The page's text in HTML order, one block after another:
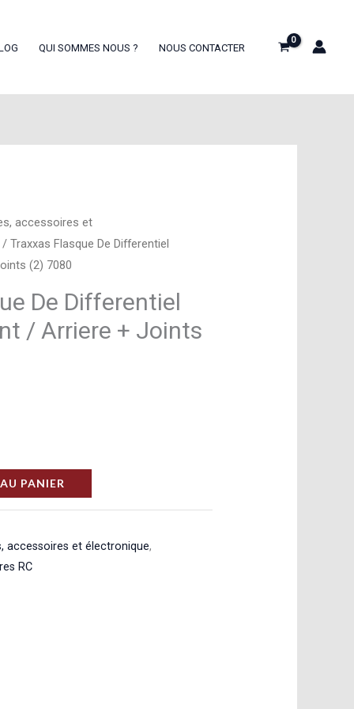
QUI SOMMES NOUS ? NOUS CONTACTER
accessoires et
/ Traxxas Flasque De Differentiel
(2) 7080
De Differentiel
/ Arriere + Joints
PANIER
accessoires et électronique,
RC